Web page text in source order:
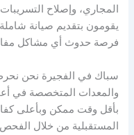
المجاري، وإصلاح
يقومون بتقديم صيانة
فرصة حدوث أي مشاكل
سباك في الفجيرة نحن
والمعدات المتخصصة في
بأقل وقت ممكن وبأعلى
المستقبلية من خلال